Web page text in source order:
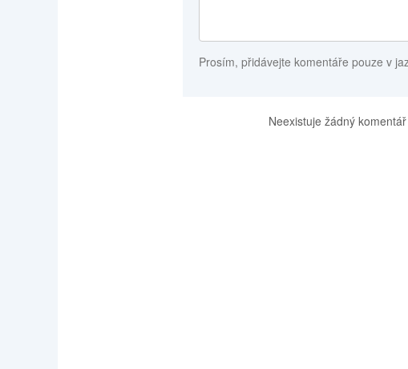
Prosím, přidávejte komentáře pouze v
Neexistuje žádný